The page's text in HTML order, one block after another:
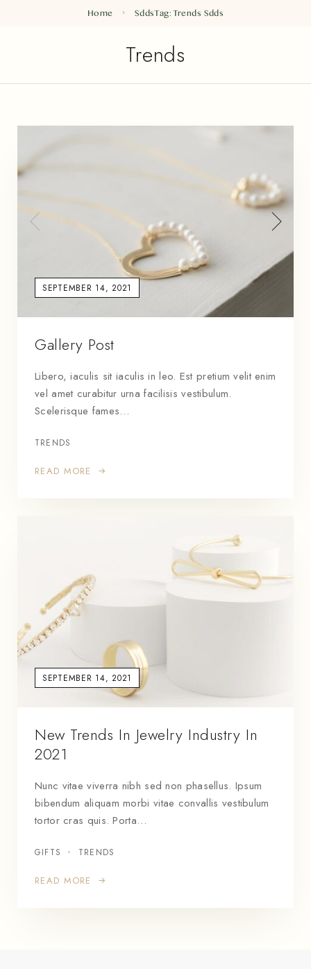
Home Sdds Tag: Trends Sdds
Trends
SEPTEMBER 14, 2021
Gallery Post
Libero, iaculis sit iaculis in leo. Est pretium velit enim
vel amet curabitur urna facilisis vestibulum.
Scelerisque fames…
TRENDS
READ MORE
SEPTEMBER 14, 2021
New Trends In Jewelry Industry In
2021
Nunc vitae viverra nibh sed non phasellus. Ipsum
bibendum aliquam morbi vitae convallis vestibulum
tortor cras quis. Porta…
GIFTS TRENDS
READ MORE